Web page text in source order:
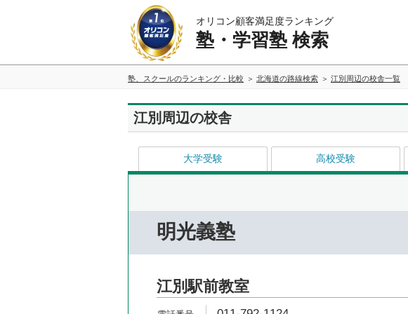
オリコン顧客満足度ランキング
塾・学習塾 検索
塾、スクールのランキング・比較 北海道の路線検索 江別周辺の校舎一覧
江別周辺の校舎
大学受験 高校受験
明光義塾
江別駅前教室